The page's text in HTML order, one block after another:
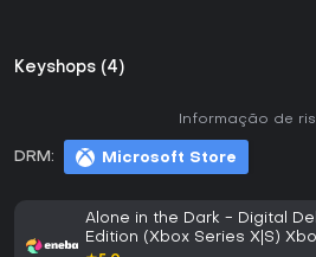
Keyshops (4)
DRM: Microsoft Store
Informação de
Alone in the Dark - Digital
Edition (Xbox Series X|S)